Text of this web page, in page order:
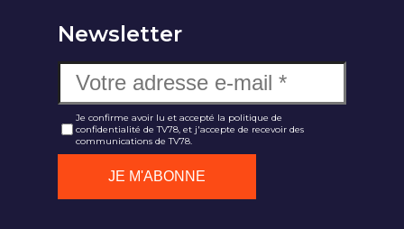
Newsletter
Je confirme avoir lu et accepté la politique de
confidentialité de TV78, et j'accepte de recevoir des
communications de TV78.